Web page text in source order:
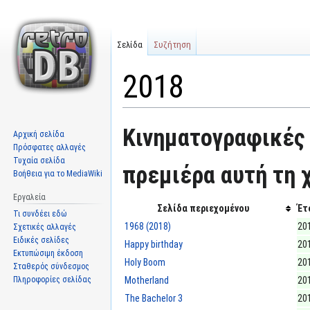
2018
Μετάβαση
στην
Πήδηση
στην
Κινηματογραφικές
πρεμιέρα αυτή τη
Σελίδα περιεχομένου
1968 (2018)
Happy birthday
Holy Boom
Motherland
The Bachelor 3
Σελίδα Συζήτηση
Αρχική σελίδα
Πρόσφατες αλλαγές
Τυχαία σελίδα
Βοήθεια για το MediaWiki
Εργαλεία
Τι συνδέει εδώ
Σχετικές αλλαγές
Ειδικές σελίδες
Εκτυπώσιμη έκδοση
Σταθερός σύνδεσμος
Πληροφορίες σελίδας